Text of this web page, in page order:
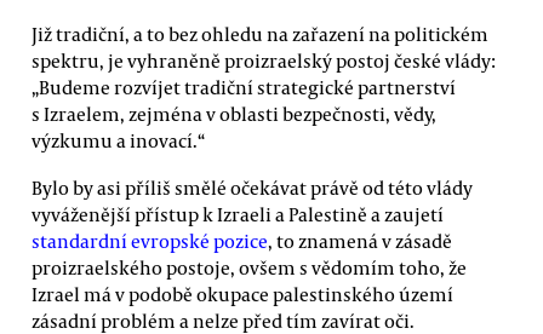
Již tradiční, a to bez ohledu na zařazení na politickém
spektru, je vyhraněně proizraelský postoj české vlády:
„Budeme rozvíjet tradiční strategické partnerství
s Izraelem, zejména v oblasti bezpečnosti, vědy,
výzkumu a inovací.“
Bylo by asi příliš smělé očekávat právě od této vlády
vyváženější přístup k Izraeli a Palestině a zaujetí
standardní evropské pozice, to znamená v zásadě
proizraelského postoje, ovšem s vědomím toho, že
Izrael má v podobě okupace palestinského území
zásadní problém a nelze před tím zavírat oči.